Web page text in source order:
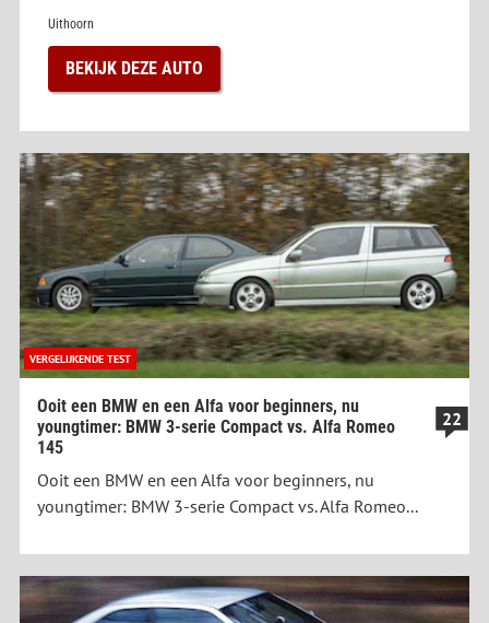
Uithoorn
BEKIJK DEZE AUTO
VERGELIJKENDE TEST
Ooit een BMW en een Alfa voor beginners, nu
youngtimer: BMW 3-serie Compact vs. Alfa Romeo
145
22
Ooit een BMW en een Alfa voor beginners, nu
youngtimer: BMW 3-serie Compact vs. Alfa Romeo...